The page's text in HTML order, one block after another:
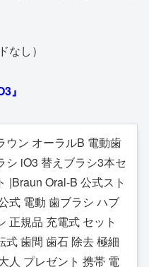
なし）
』
ウン オーラルB 電動歯
シ iO3 替えブラシ3本セ
|Braun Oral-B 公式スト
式 電動 歯ブラシ ハブ
正規品 充電式 セット
式 歯間 歯石 除去 極細
人 プレゼント 携帯 電